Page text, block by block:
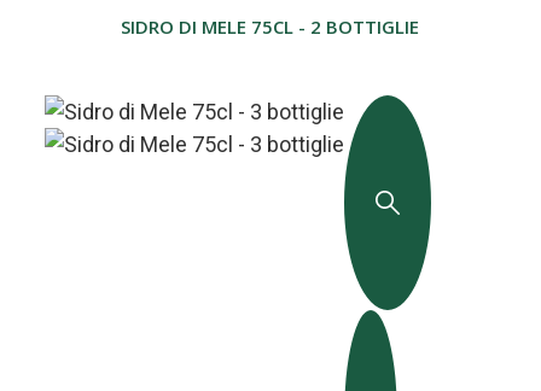
SIDRO DI MELE 75CL - 2 BOTTIGLIE